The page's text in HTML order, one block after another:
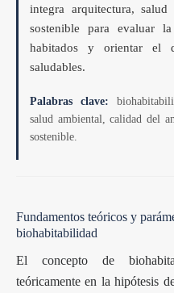
integra arquitectura,
sostenible para evaluar
habitados y orientar el
saludables.
Palabras clave:
salud ambiental, calidad del
sostenible.
Fundamentos teóricos y
biohabitabilidad
El concepto de
teóricamente en la hipótesis